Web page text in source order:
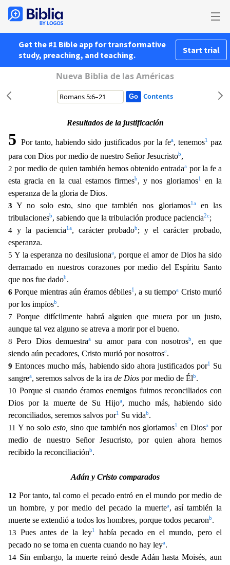
Get the #1 Bible app for transformative
study, preaching, and teaching.
Start trial
Nueva Biblia de las Américas
Contents
Resultados de la justificación
5 Por tanto, habiendo sido justificados por la fea, tenemos1
paz
para con Dios por medio de nuestro Señor Jesucristob,
2 por medio de quien también hemos obtenido entradaa por la fe a
esta gracia en la cual estamos firmesb, y nos gloriamos1
en la
esperanza de la gloria de Dios.
3 Y no solo esto, sino que también nos gloriamos1 aen las
tribulacionesb, sabiendo que la tribulación produce paciencia2c;
4 y la paciencia1 a, carácter probadob; y el carácter probado,
esperanza.
5 Y la esperanza no desilusionaa, porque el amor de Dios ha sido
derramado en nuestros corazones por medio del Espíritu Santo
que nos fue dadob.
6 Porque mientras aún éramos débiles1 , a su tiempoa Cristo murió
por los impíosb.
7 Porque difícilmente habrá alguien que muera por un justo,
aunque tal vez alguno se atreva a morir por el bueno.
8 Pero Dios demuestraasu amor para con nosotrosb, en que
siendo aún pecadores, Cristo murió por nosotrosc.
9 Entonces mucho más, habiendo sido ahora justificados por1
Su
sangrea, seremos salvos de la ira de Dios por medio de Élb.
10 Porque si cuando éramos enemigos fuimos reconciliados con
Dios por la muerte de Su Hijoa, mucho más, habiendo sido
reconciliados, seremos salvos por1 Su vidab.
11 Y no solo esto, sino que también nos gloriamos1 en Diosa por
medio de nuestro Señor Jesucristo, por quien ahora hemos
recibido la reconciliaciónb.
Adán y Cristo comparados
12 Por tanto, tal como el pecado entró en el mundo por medio de
un hombre, y por medio del pecado la muertea, así también la
muerte se extendió a todos los hombres, porque todos pecaronb.
13 Pues antes de la ley1
había pecado en el mundo, pero el
pecado no se toma en cuenta cuando no hay leya.
14 Sin embargo, la muerte reinó desde Adán hasta Moisés, aun